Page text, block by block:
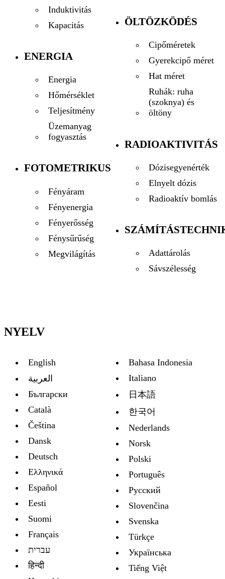
Induktivitás
Kapacitás
ENERGIA
Energia
Hőmérséklet
Teljesítmény
Üzemanyag
fogyasztás
FOTOMETRIKUS
Fényáram
Fényenergia
Fényerősség
Fénysűrűség
Megvilágítás
ÖLTÖZKÖDÉS
Cipőméretek
Gyerekcipő méret
Hat méret
Ruhák: ruha
(szoknya) és
öltöny
RADIOAKTIVITÁS
Dózisegyenérték
Elnyelt dózis
Radioaktív bomlás
Adattárolás
Sávszélesség
NYELV
English
العربية
Български
Català
Čeština
Dansk
Deutsch
Ελληνικά
Español
Eesti
Suomi
Français
עברית
हिन्दी
Bahasa Indonesia
Italiano
日本語
한국어
Nederlands
Norsk
Polski
Português
Русский
Slovenčina
Svenska
Türkçe
Украïнська
Tiếng Việt